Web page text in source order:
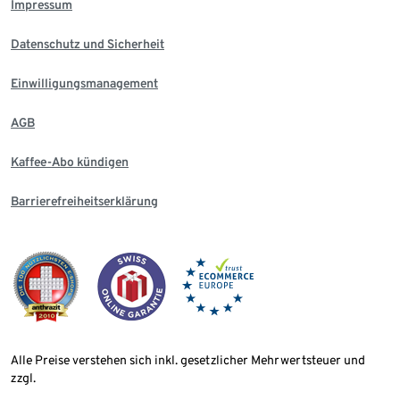
Impressum
Datenschutz und Sicherheit
Einwilligungsmanagement
AGB
Kaffee-Abo kündigen
Barrierefreiheitserklärung
Alle Preise verstehen sich inkl. gesetzlicher Mehrwertsteuer und
zzgl.